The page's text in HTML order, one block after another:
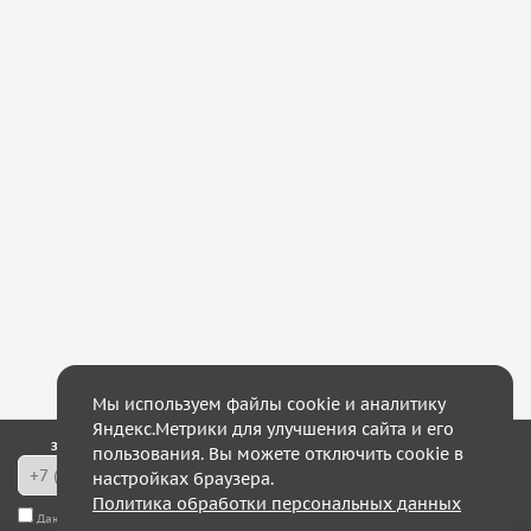
Закажите обратный звонок — в течение 10 минут мы с Вами свяжемся!
Даю согласие на обработку моих персональных данных
Мы используем файлы cookie и аналитику
Яндекс.Метрики для улучшения сайта и его
пользования. Вы можете отключить cookie в
настройках браузера.
Политика обработки персональных данных